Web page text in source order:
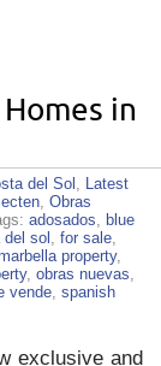
in
del Sol
Latest
Obras
adosados
blue
sol for sale
marbella property,
, obras nuevas
vende spanish
exclusive and